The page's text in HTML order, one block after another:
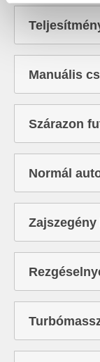
Manuális
Szárazon
Normál